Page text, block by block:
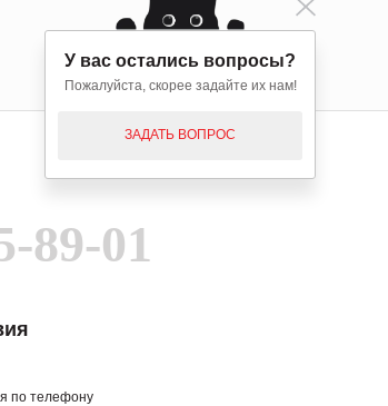
89-01
по телефону
У вас остались вопросы?
Пожалуйста, скорее задайте их нам!
ЗАДАТЬ ВОПРОС